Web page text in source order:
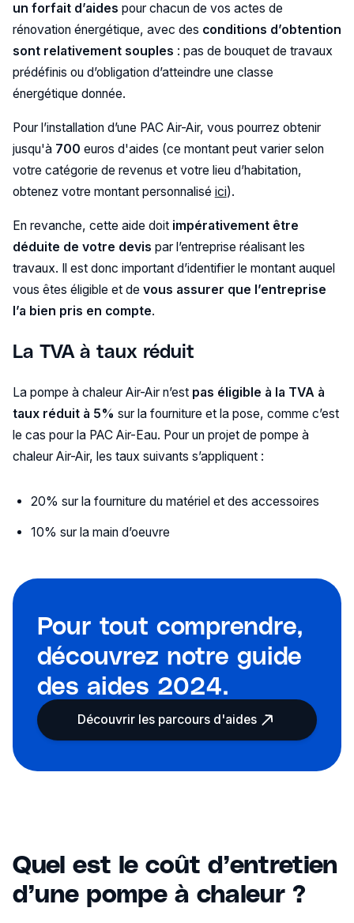
un forfait d’aides pour chacun de vos actes de
rénovation énergétique, avec des conditions d’obtention
sont relativement souples : pas de bouquet de travaux
prédéfinis ou d’obligation d’atteindre une classe
énergétique donnée.
Pour l’installation d’une PAC Air-Air, vous pourrez obtenir
jusqu'à 700 euros d'aides (ce montant peut varier selon
votre catégorie de revenus et votre lieu d’habitation,
obtenez votre montant personnalisé ici).
En revanche, cette aide doit impérativement être
déduite de votre devis par l’entreprise réalisant les
travaux. Il est donc important d’identifier le montant auquel
vous êtes éligible et de vous assurer que l’entreprise
l’a bien pris en compte.
La TVA à taux réduit
La pompe à chaleur Air-Air n’est pas éligible à la TVA à
taux réduit à 5% sur la fourniture et la pose, comme c’est
le cas pour la PAC Air-Eau. Pour un projet de pompe à
chaleur Air-Air, les taux suivants s’appliquent :
20% sur la fourniture du matériel et des accessoires
10% sur la main d’oeuvre
Pour tout comprendre,
découvrez notre guide
des aides 2024.
Découvrir les parcours d'aides
Quel est le coût d’entretien
d’une pompe à chaleur ?